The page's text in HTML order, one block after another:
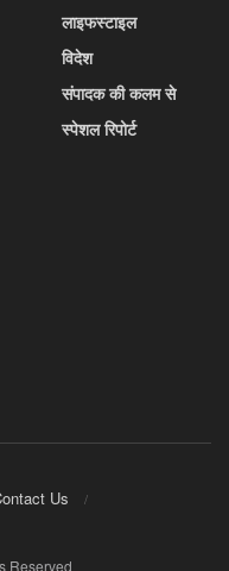
लाइफस्टाइल
विदेश
संपादक की कलम से
स्पेशल रिपोर्ट
Us
Reserved